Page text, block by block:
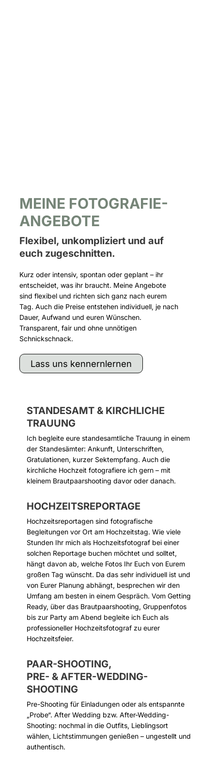
MEINE FOTOGRAFIE-
ANGEBOTE
Flexibel, unkompliziert und auf
euch zugeschnitten.
Kurz oder intensiv, spontan oder geplant – ihr
entscheidet, was ihr braucht. Meine Angebote
sind flexibel und richten sich ganz nach eurem
Tag. Auch die Preise entstehen individuell, je nach
Dauer, Aufwand und euren Wünschen.
Transparent, fair und ohne unnötigen
Schnickschnack.
Lass uns kennernlernen
STANDESAMT & KIRCHLICHE
TRAUUNG
Ich begleite eure standesamtliche Trauung in einem
der Standesämter: Ankunft, Unterschriften,
Gratulationen, kurzer Sektempfang. Auch die
kirchliche Hochzeit fotografiere ich gern – mit
kleinem Brautpaarshooting davor oder danach.
HOCHZEITSREPORTAGE
Hochzeitsreportagen sind fotografische
Begleitungen vor Ort am Hochzeitstag. Wie viele
Stunden Ihr mich als Hochzeitsfotograf bei einer
solchen Reportage buchen möchtet und solltet,
hängt davon ab, welche Fotos Ihr Euch von Eurem
großen Tag wünscht. Da das sehr individuell ist und
von Eurer Planung abhängt, besprechen wir den
Umfang am besten in einem Gespräch. Vom Getting
Ready, über das Brautpaarshooting, Gruppenfotos
bis zur Party am Abend begleite ich Euch als
professioneller Hochzeitsfotograf zu eurer
Hochzeitsfeier.
PAAR-SHOOTING,
PRE- & AFTER-WEDDING-
SHOOTING
Pre-Shooting für Einladungen oder als entspannte
„Probe“. After Wedding bzw. After-Wedding-
Shooting: nochmal in die Outfits, Lieblingsort
wählen, Lichtstimmungen genießen – ungestellt und
authentisch.